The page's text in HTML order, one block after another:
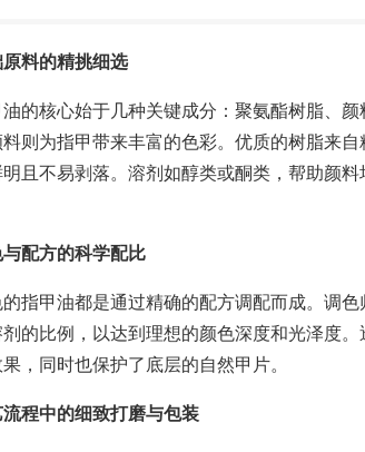
料的精挑细选
的核心始于几种关键成分：聚氨酯树脂、
则为指甲带来丰富的色彩。优质的树脂来
且不易剥落。溶剂如醇类或酮类，帮助颜
配方的科学配比
指甲油都是通过精确的配方调配而成。调
的比例，以达到理想的颜色深度和光泽度
，同时也保护了底层的自然甲片。
程中的细致打磨与包装